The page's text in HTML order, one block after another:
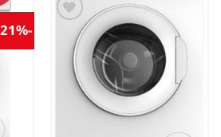
במועדפים
-21%